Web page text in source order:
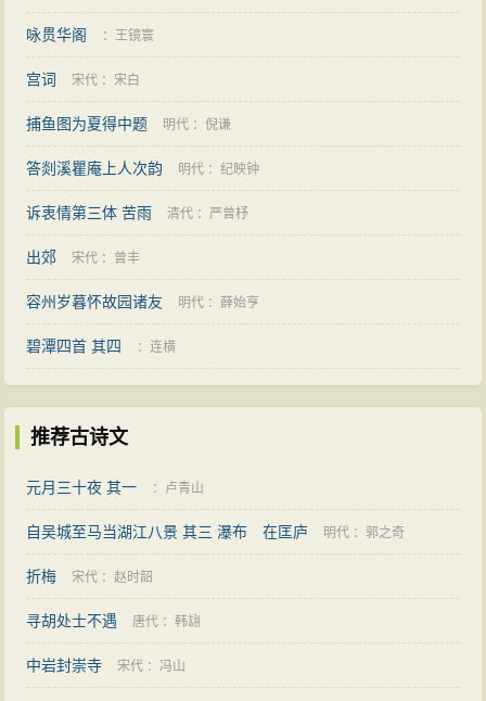
咏贯华阁 ：王镜寰
宫词 宋代 ：宋白
捕鱼图为夏得中题 明代 ：倪谦
答剡溪瞿庵上人次韵 明代 ：纪映钟
诉衷情第三体 苦雨 清代 ： 严曾杼
出郊 宋代 ： 曾丰
容州岁暮怀故园诸友 明代 ： 薛始亨
碧潭四首 其四 ：连横
推荐古诗文
元月三十夜 其一 ： 卢青山
自吴城至马当湖江八景 其三 瀑布 在匡庐 明代 ：郭之奇
折梅 宋代 ：赵时韶
寻胡处士不遇 唐代 ：韩翃
中岩封崇寺 宋代 ：冯山